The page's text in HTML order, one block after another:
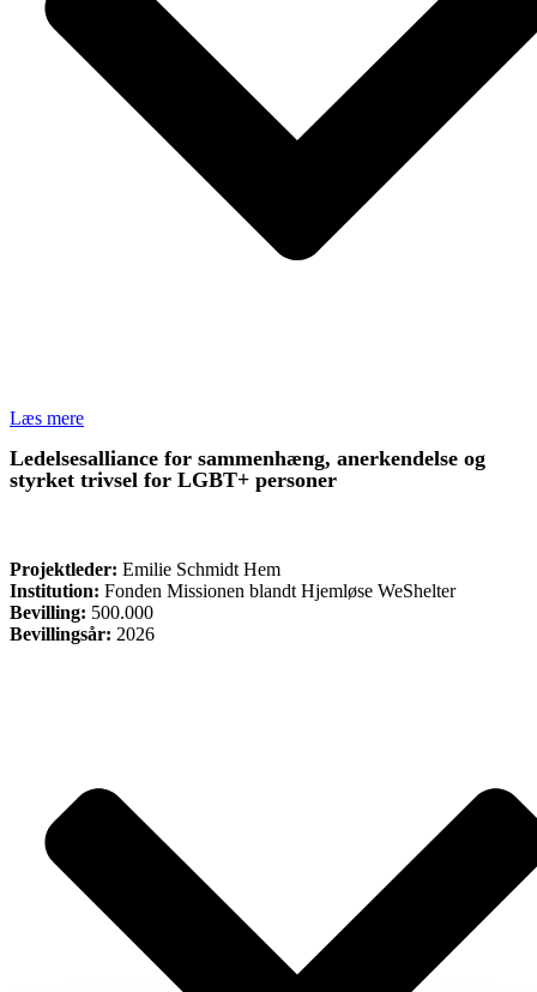
Læs mere
Ledelsesalliance for sammenhæng, anerkendelse og
styrket trivsel for LGBT+ personer
Projektleder: Emilie Schmidt Hem
Institution: Fonden Missionen blandt Hjemløse WeShelter
Bevilling: 500.000
Bevillingsår: 2026